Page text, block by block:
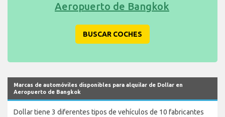
Aeropuerto de Bangkok
BUSCAR COCHES
Marcas de automóviles disponibles para alquilar de Dollar en
Aeropuerto de Bangkok
Dollar tiene 3 diferentes tipos de vehículos de 10 fabricantes